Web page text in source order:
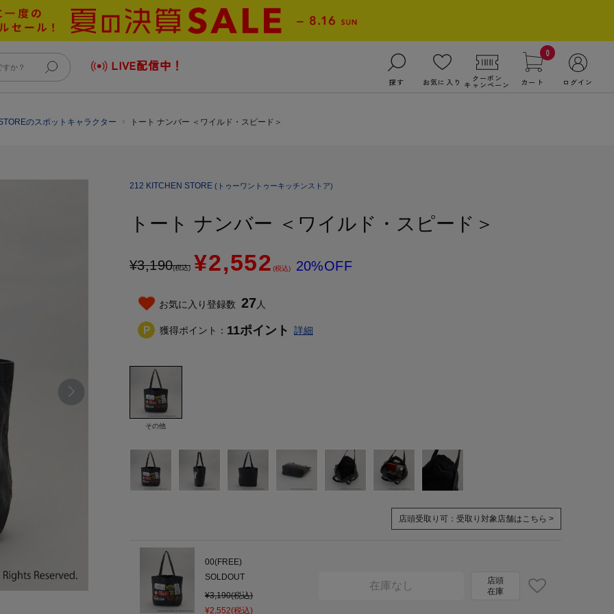
LIVE配信中！
探す お気に入り クーポン
キャンペーン
0
カート ログイン
のスポットキャラクター トート ナンバー ＜ワイルド・スピード＞
212 KITCHEN STORE (トゥーワントゥーキッチンストア)
トート ナンバー ＜ワイルド・スピード＞
¥3,190(税込) ¥2,552 (税込) 20%OFF
お気に入り登録数 27人
獲得ポイント： 11ポイント 詳細
その他
店頭受取り可： 受取り対象店舗はこちら >
00(FREE)
SOLDOUT
¥3,190(税込)
¥2,552(税込)
在庫なし
店頭
在庫